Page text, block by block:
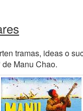
tramas, ideas o
Manu Chao.